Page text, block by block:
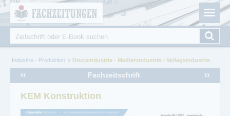
Fachzeitungen.de - Das unabhängige Portal für
Fachmagazine Fachpublikationen & eBooks
Suche
Sie sind hier
Industrie - Produktion Druckindustrie - Medienindustrie - Verlagsindustrie
Fachzeitschrift
‹‹ ››
KEM Konstruktion
Cookie-Einstellungen